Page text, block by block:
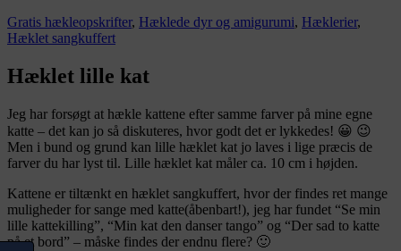
Gratis hækleopskrifter, Hæklede dyr og amigurumi, Hæklerier,
Hæklet sangkuffert
Hæklet lille kat
Jeg har forsøgt at hækle kattene efter samme farver på mine egne
katte – det kan jo så diskuteres, hvor godt det er lykkedes! 😀 😉
Men i bund og grund kan lille hæklet kat jo laves i lige præcis de
farver du har lyst til. Lille hæklet kat måler ca. 10 cm i højden.
Kattene er tiltænkt en hæklet sangkuffert, hvor der findes ret mange
muligheder for sange med katte(åbenbart!), jeg har fundet “Se min
lille kattekilling”, “Min kat den danser tango” og “Der sad to katte
på et bord” – måske findes der endnu flere? 🙂